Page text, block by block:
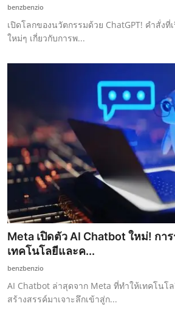
benzbenzio
เปิดโลกของนวัตกรรมด้วย ChatGPT! คำสั่งที่
ใหม่ๆ เกี่ยวกับการพ...
Meta เปิดตัว AI Chatbot ใหม่! กา
เทคโนโลยีและค...
benzbenzio
AI Chatbot ล่าสุดจาก Meta ที่ทำให้เทคโนโ
สร้างสรรค์มาเจาะลึกเข้าสู่ก...